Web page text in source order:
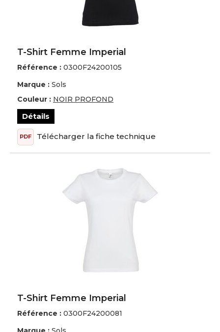
T-Shirt Femme Imperial
Référence : 0300F24200105
Marque : Sols
Couleur : NOIR PROFOND
Détails
PDF Télécharger la fiche technique
T-Shirt Femme Imperial
Référence : 0300F24200081